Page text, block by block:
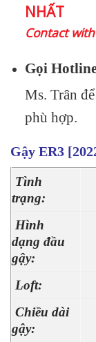
NHẤT
Contact
Gọi
Ms. Trân
phù hợp.
Gậy ER3
Tình
trạng:
Hình
dạng đầu
gậy:
Loft:
Chiều dài
gậy: